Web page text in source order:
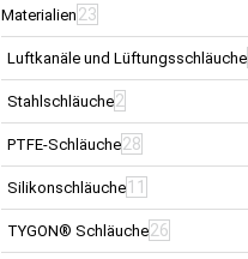
Materialien 23
Luftkanäle und Lüftungsschläuche
Stahlschläuche2
PTFE-Schläuche28
Silikonschläuche 11
TYGON® Schläuche26